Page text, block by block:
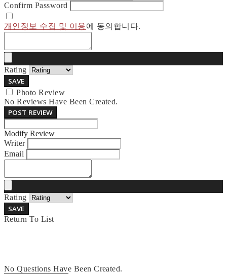
Confirm Password
개인정보 수집 및 이용에 동의합니다.
Rating
SAVE
Photo Review
No Reviews Have Been Created.
POST REVIEW
Modify Review
Writer
Email
Rating
SAVE
Return To List
No Questions Have Been Created.